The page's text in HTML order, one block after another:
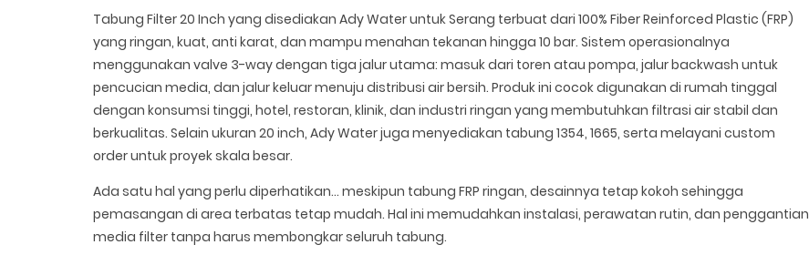
Tabung Filter 20 Inch yang disediakan Ady Water untuk Serang terbuat dari 100% Fiber Reinforced Plastic (FRP)
yang ringan, kuat, anti karat, dan mampu menahan tekanan hingga 10 bar. Sistem operasionalnya
menggunakan valve 3-way dengan tiga jalur utama: masuk dari toren atau pompa, jalur backwash untuk
pencucian media, dan jalur keluar menuju distribusi air bersih. Produk ini cocok digunakan di rumah tinggal
dengan konsumsi tinggi, hotel, restoran, klinik, dan industri ringan yang membutuhkan filtrasi air stabil dan
berkualitas. Selain ukuran 20 inch, Ady Water juga menyediakan tabung 1354, 1665, serta melayani custom
order untuk proyek skala besar.
Ada satu hal yang perlu diperhatikan… meskipun tabung FRP ringan, desainnya tetap kokoh sehingga
pemasangan di area terbatas tetap mudah. Hal ini memudahkan instalasi, perawatan rutin, dan penggantian
media filter tanpa harus membongkar seluruh tabung.